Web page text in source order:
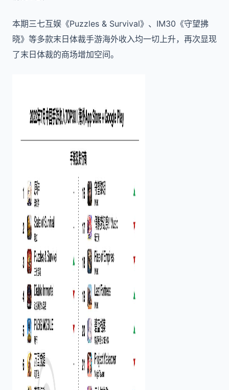
本期三七互娱《Puzzles & Survival》、IM30《守望拂
晓》等多款末日体裁手游海外收入均一切上升，再次显现
了末日体裁的商场增加空间。